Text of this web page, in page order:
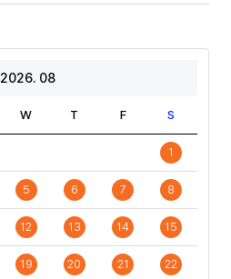
2026. 08
W T F S
1
5 6 7 8
12 13 14 15
19 20 21 22